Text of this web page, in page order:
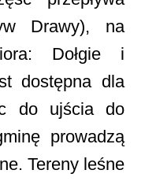
Drawy), na
Dołgie i
dostępna dla
do ujścia do
prowadzą
Tereny leśne